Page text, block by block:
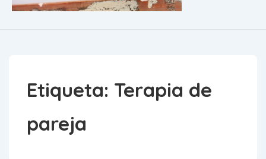
Etiqueta: Terapia de
pareja